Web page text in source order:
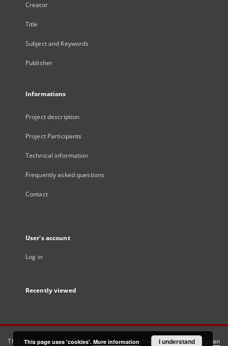
Creator
Title
Subject and Keywords
Publisher
Informations
Project description
Project Participants
Technical information
Frequently asked questions
Contact
User's account
Log in
Recently viewed
This service runs onDInGO dLibra 6.3.21software created by Poznan
This page uses 'cookies'. More information I understand